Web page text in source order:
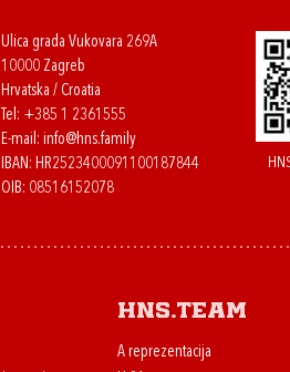
Ulica grada Vukovara 269A
10000 Zagreb
Hrvatska / Croatia
Tel: +385 1 2361555
E-mail: info@hns.family
IBAN: HR2523400091100187844
OIB: 08516152078
HNS.team
A reprezentacija